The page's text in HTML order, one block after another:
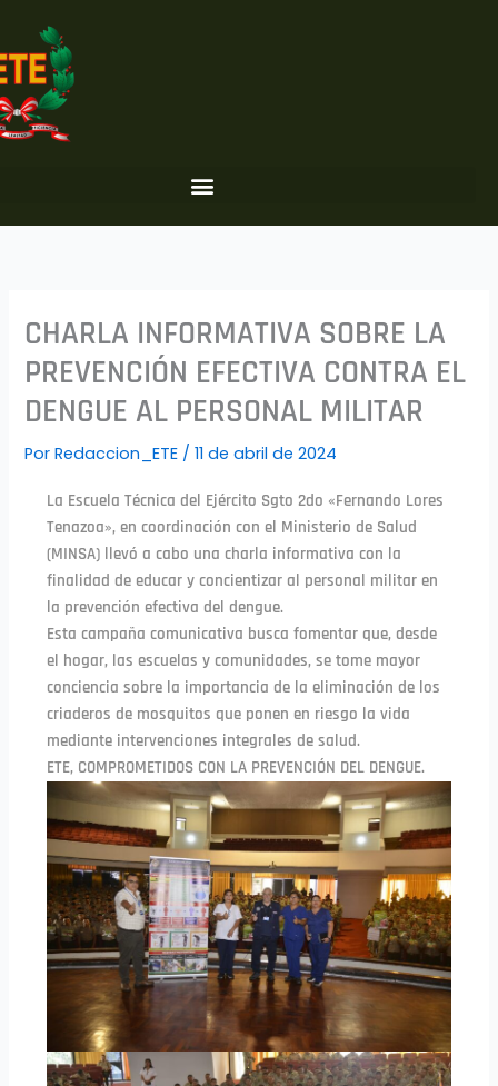
contenido
CHARLA INFORMATIVA SOBRE LA
PREVENCIÓN EFECTIVA CONTRA EL
DENGUE AL PERSONAL MILITAR
PorRedaccion_ETE /11 de abril de 2024
La Escuela Técnica del Ejército Sgto 2do «Fernando Lores
Tenazoa», en coordinación con el Ministerio de Salud
(MINSA) llevó a cabo una charla informativa con la
finalidad de educar y concientizar al personal militar en
la prevención efectiva del dengue.
Esta campaña comunicativa busca fomentar que, desde
el hogar, las escuelas y comunidades, se tome mayor
conciencia sobre la importancia de la eliminación de los
criaderos de mosquitos que ponen en riesgo la vida
mediante intervenciones integrales de salud.
ETE, COMPROMETIDOS CON LA PREVENCIÓN DEL DENGUE.